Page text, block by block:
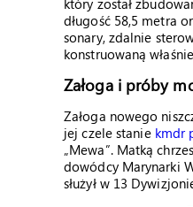
który został
długość 58,5 metra
sonary, zdalnie
konstruowaną
Załoga i próby
Załoga nowego
jej czele stanie kmdr
„Mewa”. Matką
dowódcy Marynarki
służył w 13